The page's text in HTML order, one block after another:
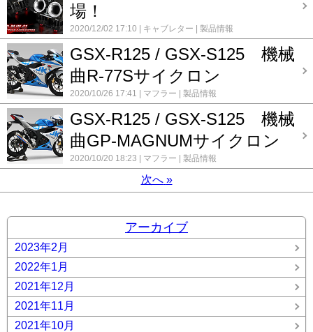
場！
2020/12/02 17:10 キャブレター 製品情報
GSX-R125 / GSX-S125 機械
曲R-77Sサイクロン
2020/10/26 17:41 マフラー 製品情報
GSX-R125 / GSX-S125 機械
曲GP-MAGNUMサイクロン
2020/10/20 18:23 マフラー 製品情報
次へ »
アーカイブ
2023年2月
2022年1月
2021年12月
2021年11月
2021年10月